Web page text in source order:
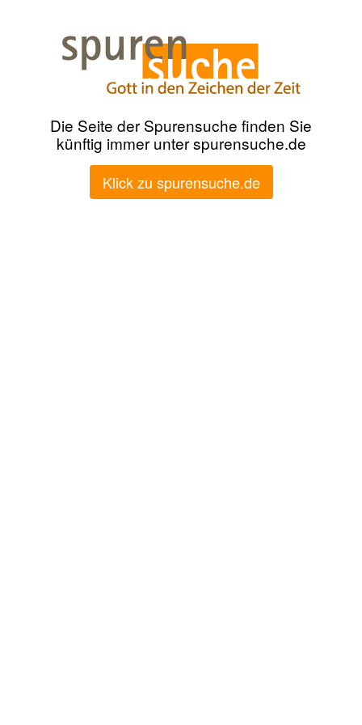
Die Seite der Spurensuche finden Sie
künftig immer unter spurensuche.de
Klick zu spurensuche.de